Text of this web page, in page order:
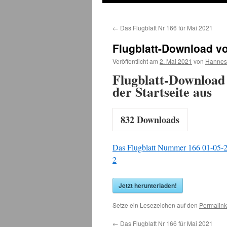
← Das Flugblatt Nr 166 für Mai 2021
Flugblatt-Download
Veröffentlicht am 2. Mai 2021 von
Flugblatt-
der Startseite aus
832Downloads
Das Flugblatt Nummer 166 01-05-
2
Jetzt herunterladen!
Setze ein Lesezeichen auf den Permalink
← Das Flugblatt Nr 166 für Mai 2021